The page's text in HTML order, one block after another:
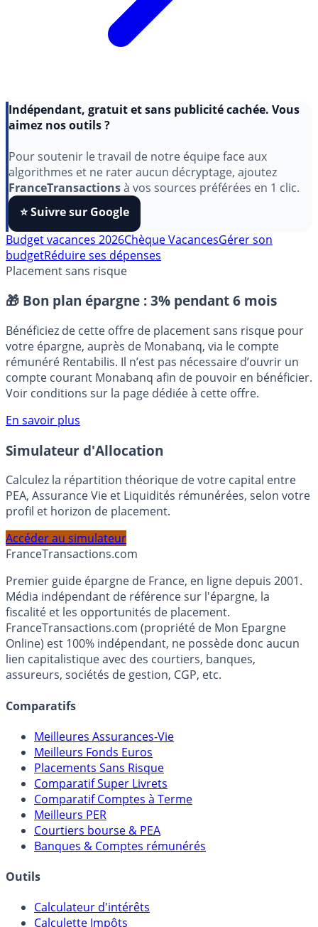
aimez nos outils ?
Pour soutenir le travail de notre équipe face aux
algorithmes et ne rater aucun décryptage, ajoutez
FranceTransactionsà vos sources préférées en 1 clic.
⭐️ Suivre sur Google
Budget vacances 2026Chèque Vacances
Réduire ses dépenses
Placement sans risque
🎁 Bon plan épargne : 3% pendant 6 mois
Bénéficiez de cette offre de placement sans risque pour
votre épargne, auprès de Monabanq, via le compte
rémunéré Rentabilis. Il n’est pas nécessaire d’ouvrir un
Voir conditions sur la page dédiée à cette offre.
En savoir plus
Simulateur d'Allocation
Calculez la répartition théorique de votre capital entre
profil et horizon de placement.
FranceTransactions.com
Premier guide épargne de France, en ligne depuis 2001.
Média indépendant de référence sur l'épargne, la
fiscalité et les opportunités de placement.
FranceTransactions.com (propriété de Mon Epargne
Online) est 100% indépendant, ne possède donc aucun
assureurs, sociétés de gestion, CGP, etc.
Comparatifs
Meilleures Assurances-Vie
Meilleurs Fonds Euros
Placements Sans Risque
Comparatif Super Livrets
Comparatif Comptes à Terme
Meilleurs PER
Banques & Comptes rémunérés
Outils